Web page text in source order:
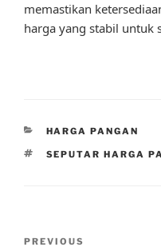
memastikan
harga yang stabil untuk
CATEGORIES
HARGA PANGAN
TAGS
SEPUTAR HARGA
Previous
PREVIOUS